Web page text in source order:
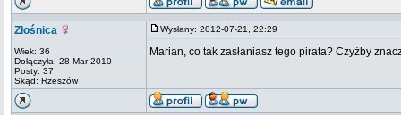
Złośnica
Wiek: 36
Dołączyła: 28 Mar 2010
Posty: 37
Skąd: Rzeszów
Wysłany: 2012-07-21, 22:29
Marian, co tak zasłaniasz tego pirata? Czyżby